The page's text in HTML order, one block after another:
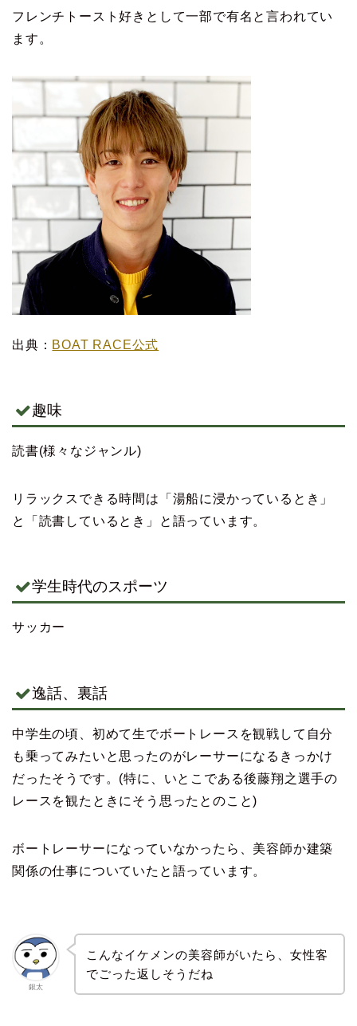
フレンチトースト好きとして一部で有名と言われてい
ます。
出典： BOAT RACE公式
趣味
読書(様々なジャンル)
リラックスできる時間は「湯船に浸かっているとき」
と「読書しているとき」と語っています。
学生時代のスポーツ
サッカー
逸話、裏話
中学生の頃、初めて生でボートレースを観戦して自分
も乗ってみたいと思ったのがレーサーになるきっかけ
だったそうです。(特に、いとこである後藤翔之選手の
レースを観たときにそう思ったとのこと)
ボートレーサーになっていなかったら、美容師か建築
関係の仕事についていたと語っています。
銀太
こんなイケメンの美容師がいたら、女性客
でごった返しそうだね